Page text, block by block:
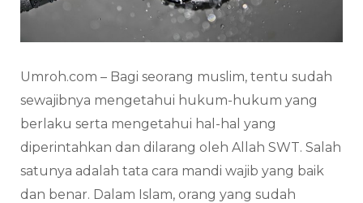
Umroh.com – Bagi seorang muslim, tentu sudah
sewajibnya mengetahui hukum-hukum yang
berlaku serta mengetahui hal-hal yang
diperintahkan dan dilarang oleh Allah SWT. Salah
satunya adalah tata cara mandi wajib yang baik
dan benar. Dalam Islam, orang yang sudah